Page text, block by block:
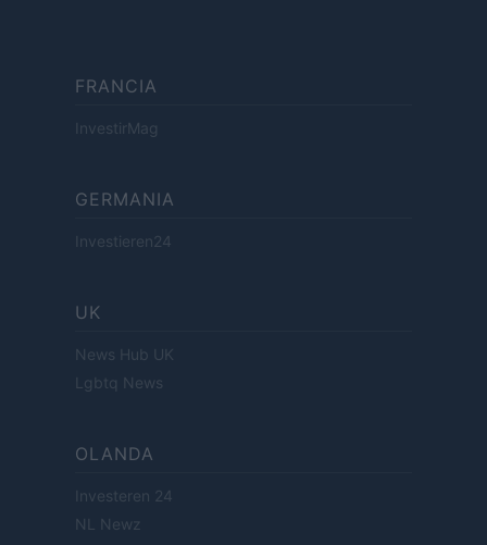
FRANCIA
InvestirMag
GERMANIA
Investieren24
UK
News Hub UK
Lgbtq News
OLANDA
Investeren 24
NL Newz